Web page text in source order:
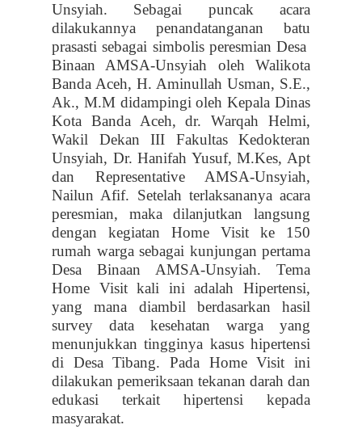
Unsyiah. Sebagai puncak acara
dilakukannya penandatanganan batu
prasasti sebagai simbolis peresmian Desa
Binaan AMSA-Unsyiah oleh Walikota
Banda Aceh, H. Aminullah Usman, S.E.,
Ak., M.M didampingi oleh Kepala Dinas
Kota Banda Aceh, dr. Warqah Helmi,
Wakil Dekan III Fakultas Kedokteran
Unsyiah, Dr. Hanifah Yusuf, M.Kes, Apt
dan Representative AMSA-Unsyiah,
Nailun Afif. Setelah terlaksananya acara
peresmian, maka dilanjutkan langsung
dengan kegiatan Home Visit ke 150
rumah warga sebagai kunjungan pertama
Desa Binaan AMSA-Unsyiah. Tema
Home Visit kali ini adalah Hipertensi,
yang mana diambil berdasarkan hasil
survey data kesehatan warga yang
menunjukkan tingginya kasus hipertensi
di Desa Tibang. Pada Home Visit ini
dilakukan pemeriksaan tekanan darah dan
edukasi terkait hipertensi kepada
masyarakat.